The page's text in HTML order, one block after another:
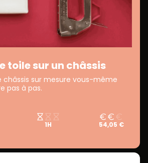
toile sur un châssis
châssis sur mesure vous-même
pas à pas.
1H 54,05 €